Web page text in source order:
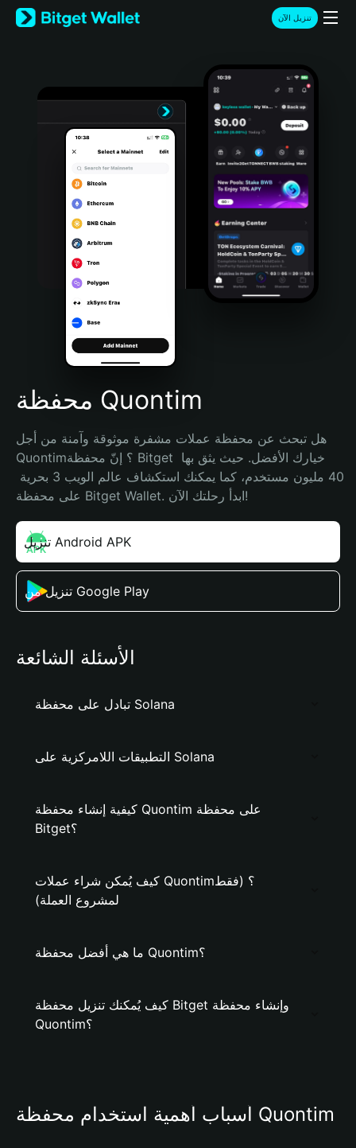
English
日本語
Türkçe
Português (Portugal)
Bahasa Indonesia
Português (Brasil)
Español (Argentina)
تنزيل الآن
محفظة Quontim
هل تبحث عن محفظة عملات مشفرة موثوقة وآمنة من أجل
Quontim؟ إنّ محفظة Bitget خيارك الأفضل. حيث يثق بها
على محفظة Bitget Wallet. ابدأ رحلتك الآن!
تنزيل Android APK
تنزيل من Google Play
الأسئلة الشائعة
تبادل على محفظة Solana
التطبيقات اللامركزية على Solana
كيفية إنشاء محفظة Quontim على محفظة
Bitget؟
كيف يُمكن شراء عملات Quontim؟ (فقط
لمشروع العملة)
ما هي أفضل محفظة Quontim؟
كيف يُمكنك تنزيل محفظة Bitget وإنشاء محفظة
Quontim؟
أسباب أهمية استخدام محفظة Quontim